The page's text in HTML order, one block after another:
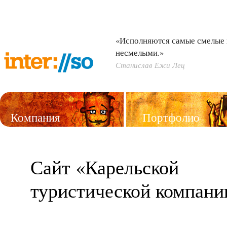
«Исполняются самые
несмелыми.»
Станислав Ежи Лец
Компания Портфолио
Сайт «Карельской
туристической